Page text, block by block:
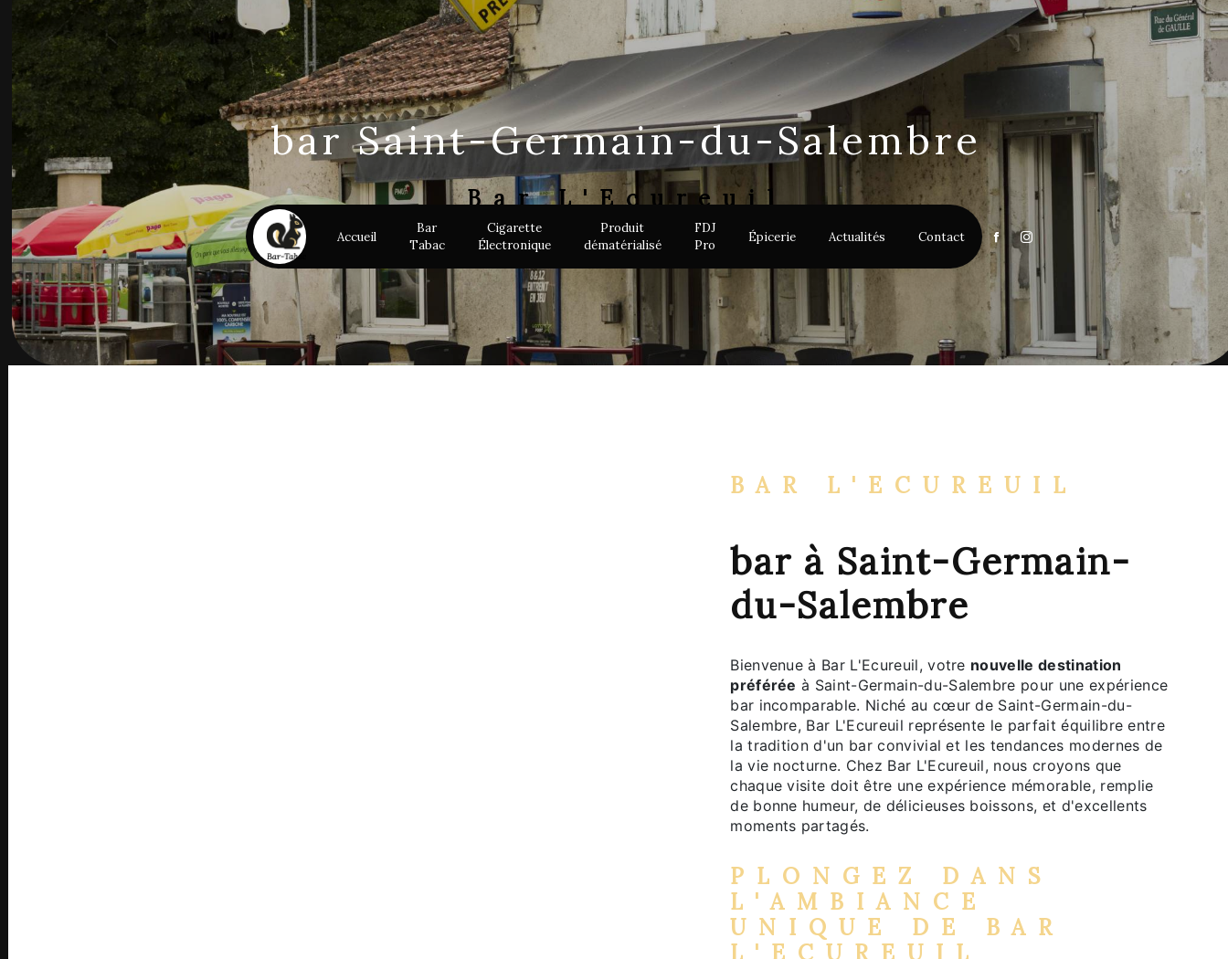
Accueil
Bar
Tabac
Cigarette
Électronique
Produit
dématérialisé
FDJ
Pro
Épicerie Actualités Contact
bar Saint-Germain-du-Salembre
Bar L'Ecureuil
BAR L'ECUREUIL
bar à Saint-Germain-
du-Salembre
Bienvenue à Bar L'Ecureuil, votre nouvelle destination
préférée à Saint-Germain-du-Salembre pour une expérience
bar incomparable. Niché au cœur de Saint-Germain-du-
Salembre, Bar L'Ecureuil représente le parfait équilibre entre
la tradition d'un bar convivial et les tendances modernes de
la vie nocturne. Chez Bar L'Ecureuil, nous croyons que
chaque visite doit être une expérience mémorable, remplie
de bonne humeur, de délicieuses boissons, et d'excellents
moments partagés.
PLONGEZ DANS
L'AMBIANCE
UNIQUE DE BAR
L'ECUREUIL
Panneau de gestion des cookies